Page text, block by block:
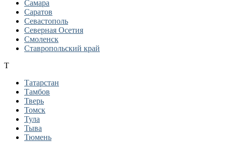
Самара
Саратов
Севастополь
Северная Осетия
Смоленск
Ставропольский край
Т
Татарстан
Тамбов
Тверь
Томск
Тула
Тыва
Тюмень